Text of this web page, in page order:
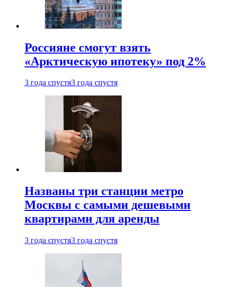
Россияне смогут взять
«Арктическую ипотеку» под 2%
3 года спустя3 года спустя
Названы три станции метро
Москвы с самыми дешевыми
квартирами для аренды
3 года спустя3 года спустя